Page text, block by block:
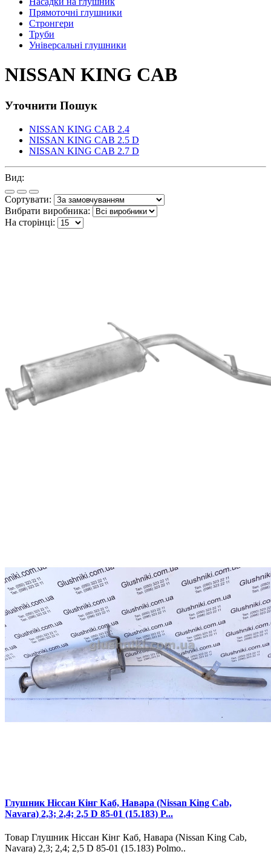
Прямоточні глушники
Стронгери
Труби
Універсальні глушники
NISSAN KING CAB
Уточнити Пошук
NISSAN KING CAB 2.4
NISSAN KING CAB 2.5 D
NISSAN KING CAB 2.7 D
Вид:
Сортувати:
Вибрати виробника:
На сторінці:
Глушник Ніссан Кінг Каб, Навара (Nissan King Cab,
Navara) 2,3; 2,4; 2,5 D 85-01 (15.183) P...
Товар Глушник Ніссан Кінг Каб, Навара (Nissan King Cab,
Navara) 2,3; 2,4; 2,5 D 85-01 (15.183) Polmo..